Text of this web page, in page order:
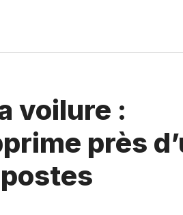
voilure :
près